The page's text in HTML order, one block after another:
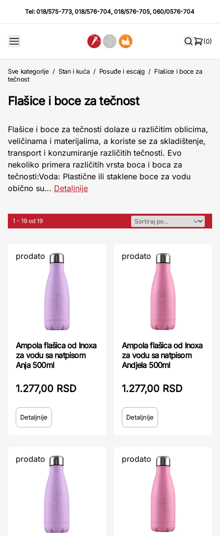
Tel:018/575-773,018/576-704,018/576-705,060/0576-704
(0)
Sve kategorije / Stan i kuća / Posuđe i escajg / Flašice i boce za
tečnost
Flašice i boce za tečnost
Flašice i boce za tečnosti dolaze u različitim oblicima,
veličinama i materijalima, a koriste se za skladištenje,
transport i konzumiranje različitih tečnosti. Evo
nekoliko primera različitih vrsta boca i boca za
tečnosti:Voda: Plastične ili staklene boce za vodu
obično su... Detaljnije
1 - 19 od 19
prodato
Ampola flašica od Inoxa
za vodu sa natpisom
Anja 500ml
1.277,00 RSD
Detaljnije
prodato
Ampola flašica od Inoxa
za vodu sa natpisom
Andjela 500ml
1.277,00 RSD
Detaljnije
prodato prodato